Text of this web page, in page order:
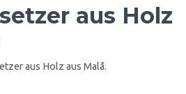
aus Holz
aus Holz aus Malå.